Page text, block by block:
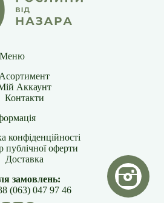
Меню
Асортимент
Аккаунт
Контакти
конфіденційності
публічної оферти
Доставка
замовлень:
(063) 047 97 46